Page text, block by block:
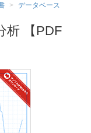
データベース
析 【PDF